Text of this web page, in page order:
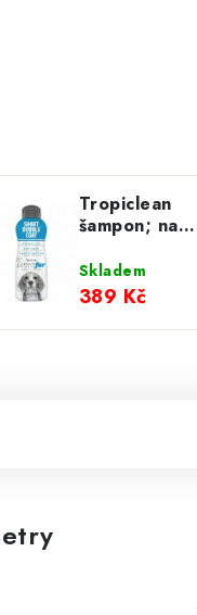
Tropiclean
šampon; na
podsadou pro
psy 473 ml
Skladem
389 Kč